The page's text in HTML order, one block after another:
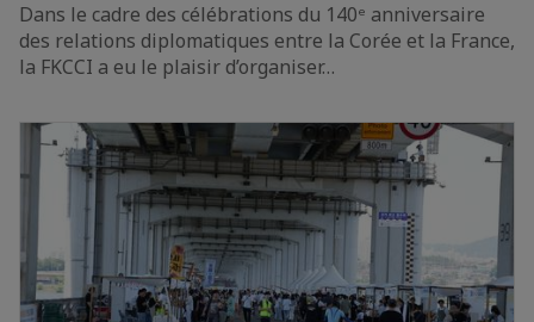
Dans le cadre des célébrations du 140ᵉ anniversaire
des relations diplomatiques entre la Corée et la France,
la FKCCI a eu le plaisir d’organiser…